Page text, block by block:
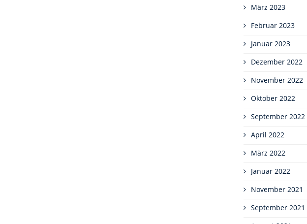
März 2023
Februar 2023
Januar 2023
Dezember 2022
November 2022
Oktober 2022
September 2022
April 2022
März 2022
Januar 2022
November 2021
September 2021